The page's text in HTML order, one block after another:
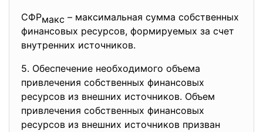
СФРмакс – максимальная сумма собственных
финансовых ресурсов, формируемых за счет
внутренних источников.
5. Обеспечение необходимого объема
привлечения собственных финансовых
ресурсов из внешних источников. Объем
привлечения собственных финансовых
ресурсов из внешних источников призван